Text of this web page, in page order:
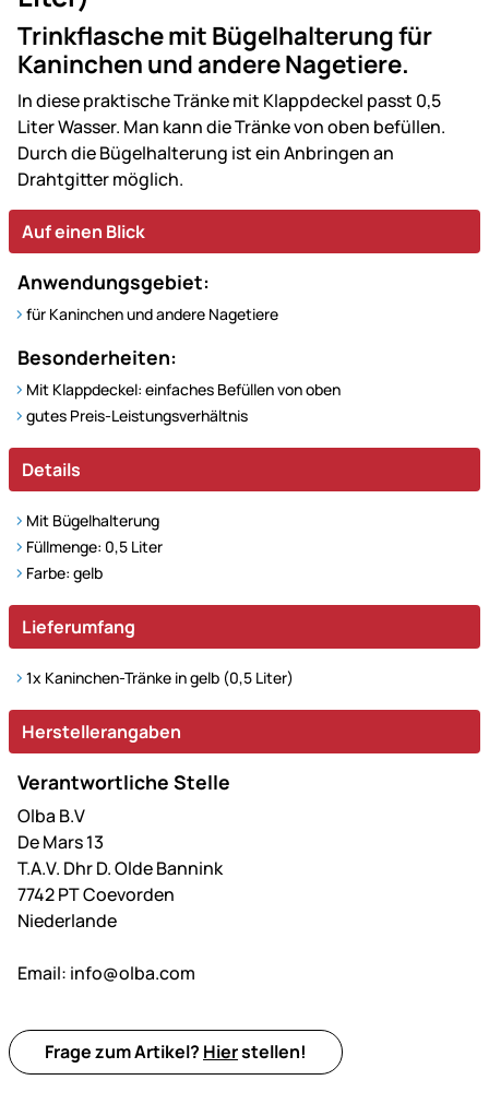
Trinkflasche mit Bügelhalterung für
Kaninchen und andere Nagetiere.
In diese praktische Tränke mit Klappdeckel passt 0,5
Liter Wasser. Man kann die Tränke von oben befüllen.
Durch die Bügelhalterung ist ein Anbringen an
Drahtgitter möglich.
Auf einen Blick
Anwendungsgebiet:
für Kaninchen und andere Nagetiere
Besonderheiten:
Mit Klappdeckel: einfaches Befüllen von oben
gutes Preis-Leistungsverhältnis
Details
Mit Bügelhalterung
Füllmenge: 0,5 Liter
Farbe: gelb
Lieferumfang
1x Kaninchen-Tränke in gelb (0,5 Liter)
Herstellerangaben
Verantwortliche Stelle
Olba B.V
De Mars 13
T.A.V. Dhr D. Olde Bannink
7742 PT Coevorden
Niederlande
Email: info@olba.com
Frage zum Artikel? Hierstellen!